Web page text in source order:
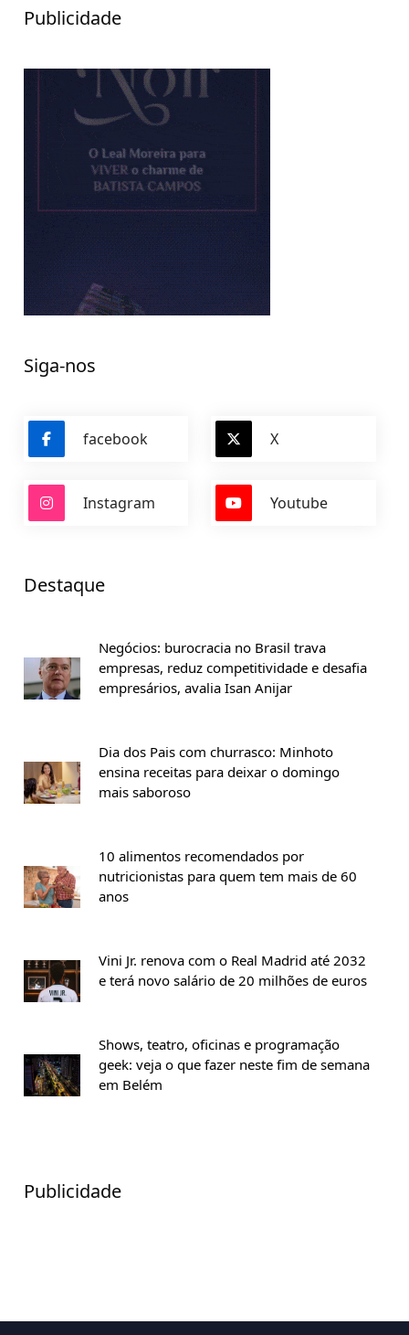
Publicidade
Siga-nos
facebook X
Instagram Youtube
Destaque
Negócios: burocracia no Brasil trava
empresas, reduz competitividade e desafia
empresários, avalia Isan Anijar
Dia dos Pais com churrasco: Minhoto
ensina receitas para deixar o domingo
mais saboroso
10 alimentos recomendados por
nutricionistas para quem tem mais de 60
anos
Vini Jr. renova com o Real Madrid até 2032
e terá novo salário de 20 milhões de euros
Shows, teatro, oficinas e programação
geek: veja o que fazer neste fim de semana
em Belém
Publicidade